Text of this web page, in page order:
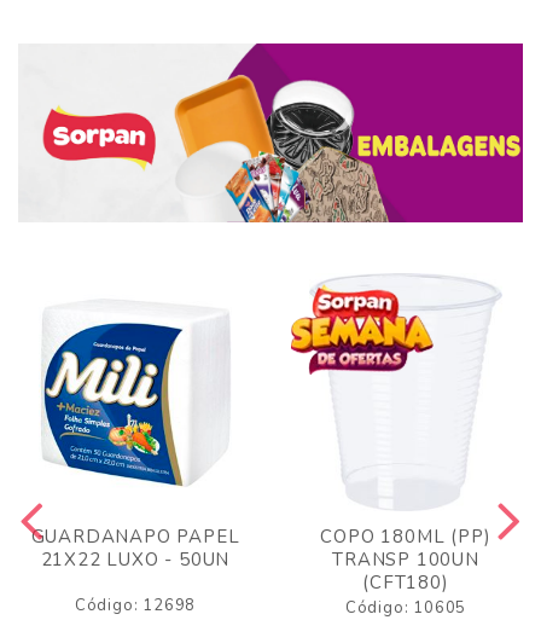
GUARDANAPO PAPEL
21X22 LUXO - 50UN
Código: 12698
COPO 180ML (PP)
TRANSP 100UN
(CFT180)
Código: 10605